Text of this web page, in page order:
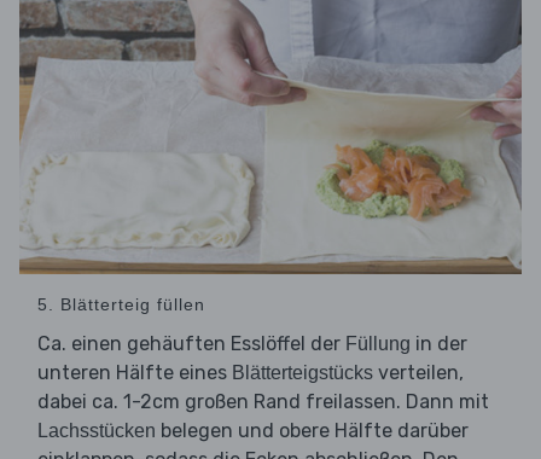
5. Blätterteig füllen
Ca. einen gehäuften Esslöffel der Füllung in der
unteren Hälfte eines Blätterteigstücks verteilen,
dabei ca. 1-2cm großen Rand freilassen. Dann mit
Lachsstücken belegen und obere Hälfte darüber